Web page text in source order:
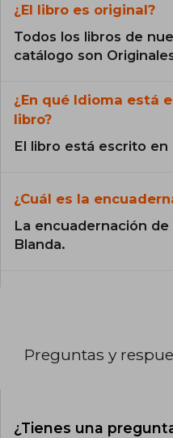
¿El libro es original?
Todos los libros de
catálogo son
¿En qué Idioma está
libro?
El libro está escrito en
¿Cuál es la
La encuadernación
Blanda.
Preguntas y
¿Tienes una